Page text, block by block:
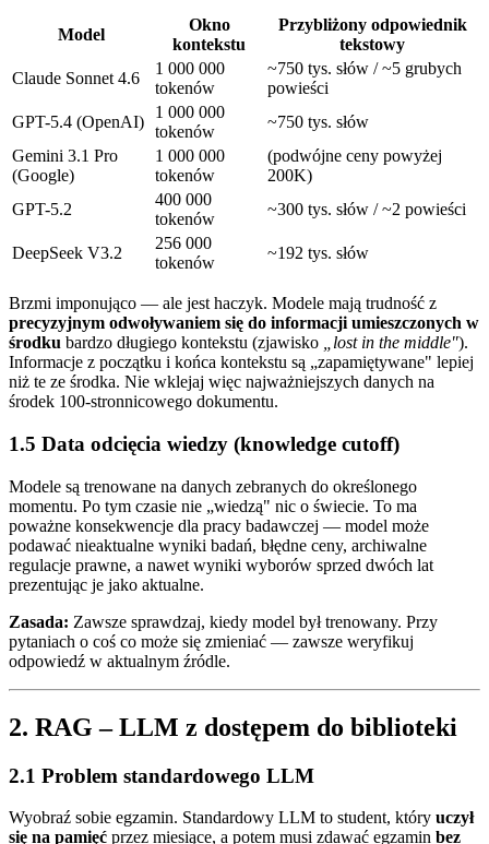
Model
Okno
kontekstu
Przybliżony odpowiednik
tekstowy
Claude Sonnet 4.6
1 000 000
tokenów
~750 tys. słów / ~5 grubych
powieści
GPT-5.4 (OpenAI)
1 000 000
tokenów
~750 tys. słów
Gemini 3.1 Pro
(Google)
1 000 000
tokenów
(podwójne ceny powyżej
200K)
GPT-5.2
400 000
tokenów
~300 tys. słów / ~2 powieści
DeepSeek V3.2
256 000
tokenów
~192 tys. słów
Brzmi imponująco — ale jest haczyk. Modele mają trudność z
precyzyjnym odwoływaniem się do informacji umieszczonych w
środku bardzo długiego kontekstu (zjawisko „lost in the middle").
Informacje z początku i końca kontekstu są „zapamiętywane" lepiej
niż te ze środka. Nie wklejaj więc najważniejszych danych na
środek 100-stronnicowego dokumentu.
1.5 Data odcięcia wiedzy (knowledge cutoff)
Modele są trenowane na danych zebranych do określonego
momentu. Po tym czasie nie „wiedzą" nic o świecie. To ma
poważne konsekwencje dla pracy badawczej — model może
podawać nieaktualne wyniki badań, błędne ceny, archiwalne
regulacje prawne, a nawet wyniki wyborów sprzed dwóch lat
prezentując je jako aktualne.
Zasada: Zawsze sprawdzaj, kiedy model był trenowany. Przy
pytaniach o coś co może się zmieniać — zawsze weryfikuj
odpowiedź w aktualnym źródle.
2. RAG – LLM z dostępem do biblioteki
2.1 Problem standardowego LLM
Wyobraź sobie egzamin. Standardowy LLM to student, który uczył
się na pamięć przez miesiące, a potem musi zdawać egzamin bez